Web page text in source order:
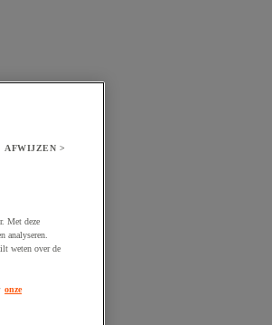
AFWIJZEN >
Met deze
analyseren.
weten over de
onze